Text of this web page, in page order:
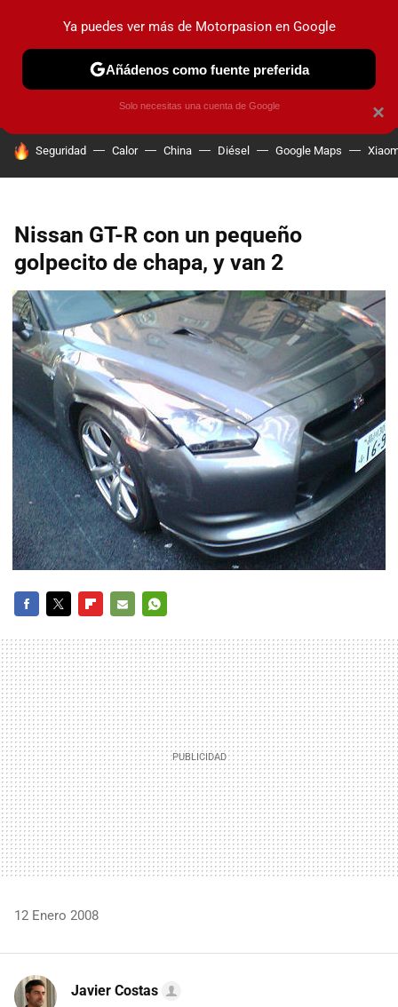
PRUEBAS COCHES ELÉCTRICOS OBSERVATORIO
HOY SE HABLA DE
Seguridad Calor China Diésel Google Maps
Nissan GT-R con un pequeño
golpecito de chapa, y van 2
MAIL
12 Enero 2008
Javier Costas
×
Ya puedes ver más de Motorpasion en Google
Añádenos como fuente preferida
Solo necesitas una cuenta de Google